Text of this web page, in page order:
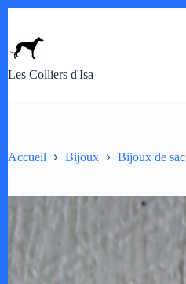
contenu
Les Colliers d'Isa
Accueil Bijoux Bijoux de sac